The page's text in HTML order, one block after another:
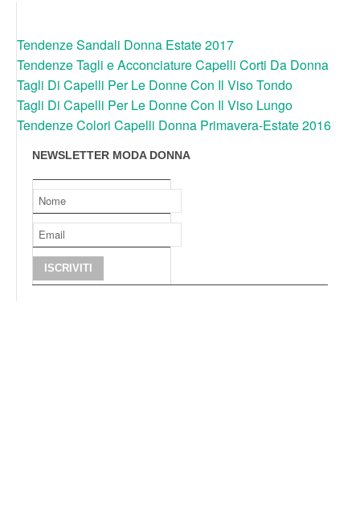
Tendenze Sandali Donna Estate 2017
Tendenze Tagli e Acconciature Capelli Corti Da Donna
Tagli Di Capelli Per Le Donne Con Il Viso Tondo
Tagli Di Capelli Per Le Donne Con Il Viso Lungo
Tendenze Colori Capelli Donna Primavera-Estate 2016
NEWSLETTER MODA DONNA